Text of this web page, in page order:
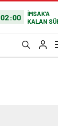
02:00
İMSAK'A
KALAN